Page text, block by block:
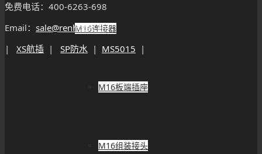
M16连接器
M16板端插座
M16组装接头
免费电话：400-6263-698
Email： sale@renhotec.cn
| XS航插 | SP防水 | MS5015 |